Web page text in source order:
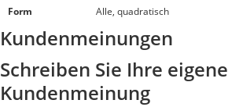
Form Alle, quadratisch
Kundenmeinungen
Schreiben Sie Ihre eigene
Kundenmeinung